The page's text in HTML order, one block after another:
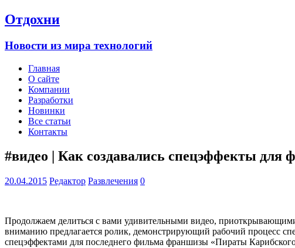
Отдохни
Новости из мира технологий
Главная
О сайте
Компании
Разработки
Новинки
Все статьи
Контакты
#видео | Как создавались спецэффекты
20.04.2015 Редактор Развлечения 0
Продолжаем делиться с вами удивительными видео,
вниманию предлагается ролик, демонстрирующий рабочий процесс
спецэффектами для последнего фильма франшизы «Пираты